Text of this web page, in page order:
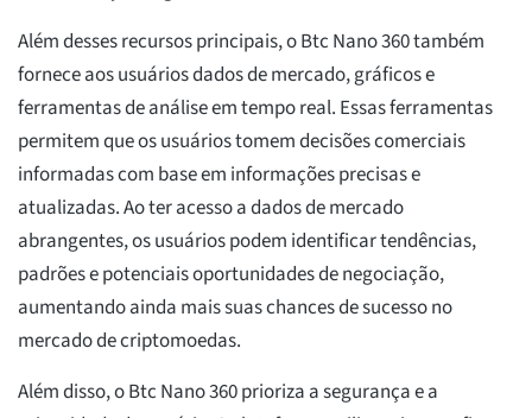
Além desses recursos principais, o Btc Nano 360 também
fornece aos usuários dados de mercado, gráficos e
ferramentas de análise em tempo real. Essas ferramentas
permitem que os usuários tomem decisões comerciais
informadas com base em informações precisas e
atualizadas. Ao ter acesso a dados de mercado
abrangentes, os usuários podem identificar tendências,
padrões e potenciais oportunidades de negociação,
aumentando ainda mais suas chances de sucesso no
mercado de criptomoedas.
Além disso, o Btc Nano 360 prioriza a segurança e a